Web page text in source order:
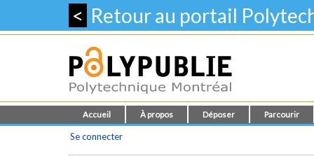
< Retour au portail
Accueil À propos Déposer Parcourir
Se connecter